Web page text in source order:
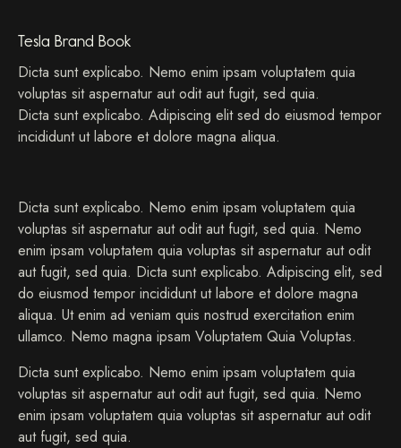
Tesla Brand Book
Dicta sunt explicabo. Nemo enim ipsam voluptatem quia
voluptas sit aspernatur aut odit aut fugit, sed quia.
Dicta sunt explicabo. Adipiscing elit sed do eiusmod tempor
incididunt ut labore et dolore magna aliqua.
Dicta sunt explicabo. Nemo enim ipsam voluptatem quia
voluptas sit aspernatur aut odit aut fugit, sed quia. Nemo
enim ipsam voluptatem quia voluptas sit aspernatur aut odit
aut fugit, sed quia. Dicta sunt explicabo. Adipiscing elit, sed
do eiusmod tempor incididunt ut labore et dolore magna
aliqua. Ut enim ad veniam quis nostrud exercitation enim
ullamco. Nemo magna ipsam Voluptatem Quia Voluptas.
Dicta sunt explicabo. Nemo enim ipsam voluptatem quia
voluptas sit aspernatur aut odit aut fugit, sed quia. Nemo
enim ipsam voluptatem quia voluptas sit aspernatur aut odit
aut fugit, sed quia.